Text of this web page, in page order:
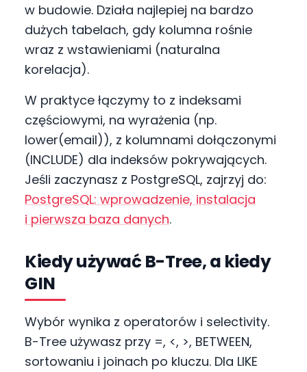
w budowie. Działa najlepiej na bardzo
dużych tabelach, gdy kolumna rośnie
wraz z wstawieniami (naturalna
korelacja).
W praktyce łączymy to z indeksami
częściowymi, na wyrażenia (np.
lower(email)), z kolumnami dołączonymi
(INCLUDE) dla indeksów pokrywających.
Jeśli zaczynasz z PostgreSQL, zajrzyj do:
PostgreSQL: wprowadzenie, instalacja
i pierwsza baza danych.
Kiedy używać B-Tree, a kiedy
GIN
Wybór wynika z operatorów i selectivity.
B-Tree używasz przy =, <, >, BETWEEN,
sortowaniu i joinach po kluczu. Dla LIKE